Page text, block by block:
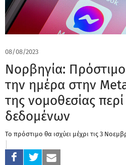
08/08/2023
Νορβηγία:
την ημέρα στην
της νομοθεσίας
δεδομένων
Το πρόστιμο θα ισχύει μέχρι τις 3